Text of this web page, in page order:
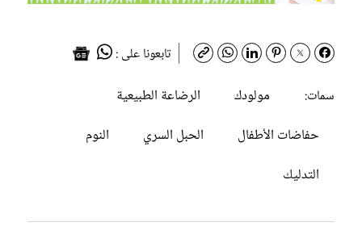
تابعونا على :
سمات:
مولودك
الرضاعة الطبيعية
حفاضات الأطفال
الحبل السري
النوم
التدليك